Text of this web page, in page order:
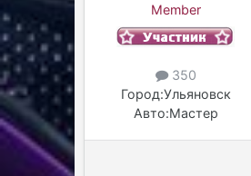
Member
350
Город:Ульяновск
Авто:Мастер